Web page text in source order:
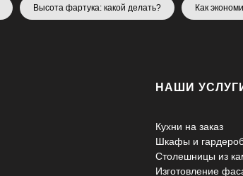
Высота фартука: какой делать? Как
НАШИ
Кухни на заказ
Шкафы и
Столешницы из
Изготовление